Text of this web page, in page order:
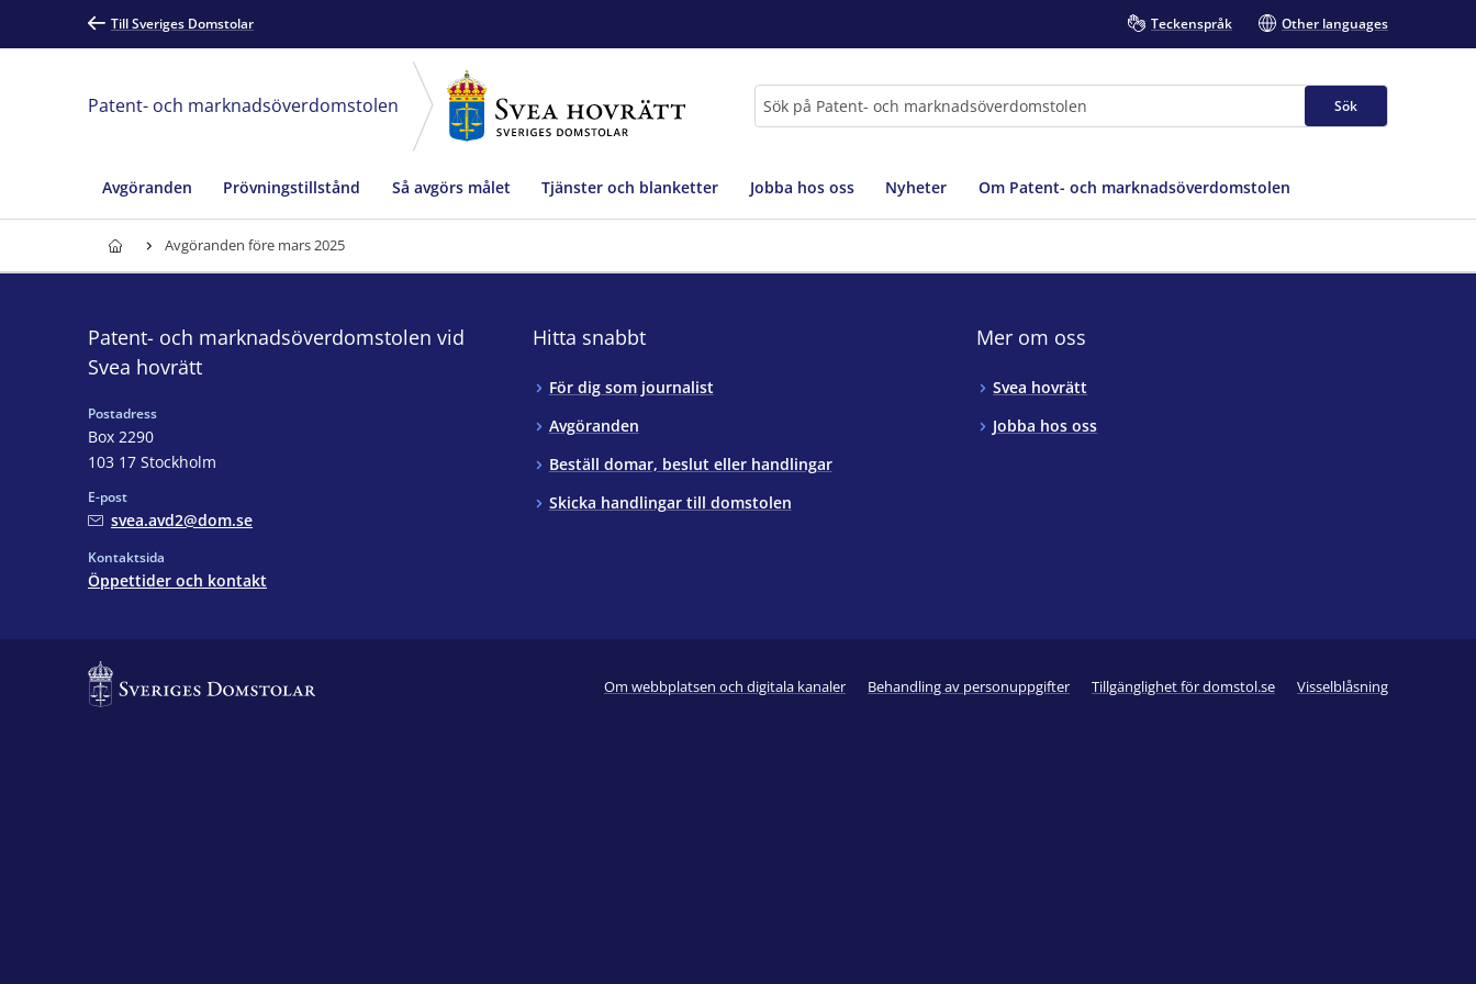
Till Sveriges Domstolar Teckenspråk Other languages
Patent- och marknadsöverdomstolen Sök
Avgöranden Prövningstillstånd Så avgörs målet Tjänster och blanketter Jobba hos oss Nyheter Om Patent- och marknadsöverdomstolen
Avgöranden före mars 2025
Patent- och marknadsöverdomstolen vid
Svea hovrätt
Postadress
Box 2290
103 17 Stockholm
E-post
svea.avd2@dom.se
Kontaktsida
Öppettider och kontakt
Hitta snabbt
För dig som journalist
Avgöranden
Beställ domar, beslut eller handlingar
Skicka handlingar till domstolen
Mer om oss
Svea hovrätt
Jobba hos oss
Om webbplatsen och digitala kanaler Behandling av personuppgifter Tillgänglighet för domstol.se Visselblåsning